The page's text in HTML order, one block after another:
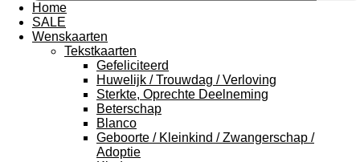
Home
SALE
Wenskaarten
Tekstkaarten
Gefeliciteerd
Huwelijk / Trouwdag / Verloving
Sterkte, Oprechte Deelneming
Beterschap
Blanco
Geboorte / Kleinkind / Zwangerschap /
Adoptie